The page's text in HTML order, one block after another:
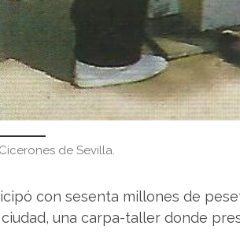
Cicerones de Sevilla.
con sesenta millones de
una carpa-taller donde